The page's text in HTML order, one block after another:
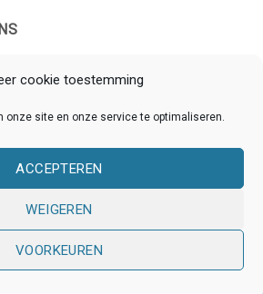
cookie toestemming
onze site en onze service te optimaliseren.
ACCEPTEREN
WEIGEREN
VOORKEUREN
Kanaalnet | Ontwikkeld door
Assistants